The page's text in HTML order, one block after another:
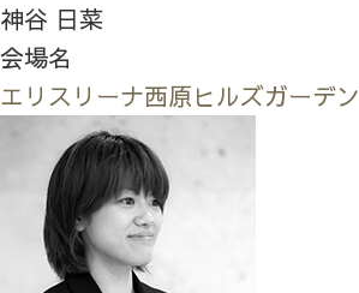
神谷 日菜
会場名
エリスリーナ西原ヒルズガーデン